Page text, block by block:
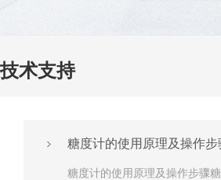
技术支持
糖度计的使用原理及操作步
糖度计的使用原理及操作步骤